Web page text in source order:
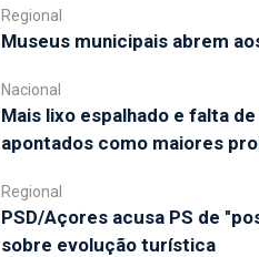
Regional
Museus municipais abrem
Nacional
Mais lixo espalhado e falta
apontados como maiores
Regional
PSD/Açores acusa PS de
sobre evolução turística